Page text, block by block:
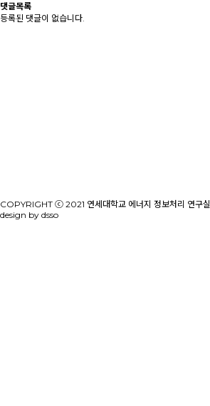
댓글목록
등록된 댓글이 없습니다.
COPYRIGHT ⓒ 2021 연세대학교 에너지 정보처리 연구
design by dsso